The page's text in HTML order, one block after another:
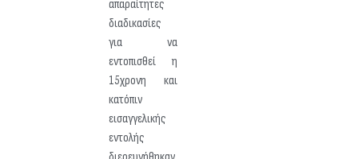
απαραίτητες
διαδικασίες
για να
εντοπισθεί η
15χρονη και
κατόπιν
εισαγγελικής
εντολής